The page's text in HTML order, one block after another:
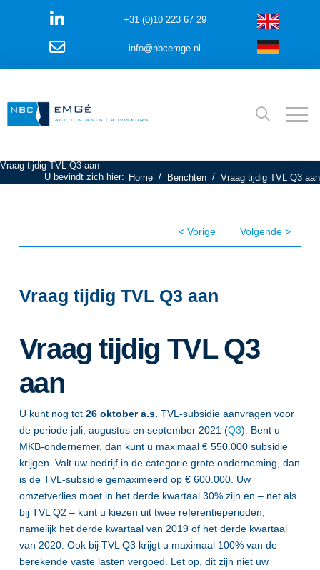
+31 (0)10 223 67 29
info@nbcemge.nl
Vraag tijdig TVL Q3 aan
U bevindt zich hier:
Home / Berichten / Vraag tijdig TVL Q3 aan
< Vorige Volgende >
Vraag tijdig TVL Q3 aan
Vraag tijdig TVL Q3
aan
U kunt nog tot 26 oktober a.s. TVL-subsidie aanvragen voor
de periode juli, augustus en september 2021 (Q3). Bent u
MKB-ondernemer, dan kunt u maximaal € 550.000 subsidie
krijgen. Valt uw bedrijf in de categorie grote onderneming, dan
is de TVL-subsidie gemaximeerd op € 600.000. Uw
omzetverlies moet in het derde kwartaal 30% zijn en – net als
bij TVL Q2 – kunt u kiezen uit twee referentieperioden,
namelijk het derde kwartaal van 2019 of het derde kwartaal
van 2020. Ook bij TVL Q3 krijgt u maximaal 100% van de
berekende vaste lasten vergoed. Let op, dit zijn niet uw